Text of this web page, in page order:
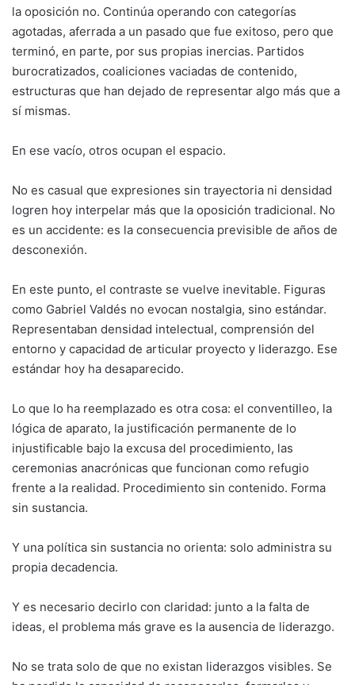
la oposición no. Continúa operando con categorías
agotadas, aferrada a un pasado que fue exitoso, pero que
terminó, en parte, por sus propias inercias. Partidos
burocratizados, coaliciones vaciadas de contenido,
estructuras que han dejado de representar algo más que a
sí mismas.
En ese vacío, otros ocupan el espacio.
No es casual que expresiones sin trayectoria ni densidad
logren hoy interpelar más que la oposición tradicional. No
es un accidente: es la consecuencia previsible de años de
desconexión.
En este punto, el contraste se vuelve inevitable. Figuras
como Gabriel Valdés no evocan nostalgia, sino estándar.
Representaban densidad intelectual, comprensión del
entorno y capacidad de articular proyecto y liderazgo. Ese
estándar hoy ha desaparecido.
Lo que lo ha reemplazado es otra cosa: el conventilleo, la
lógica de aparato, la justificación permanente de lo
injustificable bajo la excusa del procedimiento, las
ceremonias anacrónicas que funcionan como refugio
frente a la realidad. Procedimiento sin contenido. Forma
sin sustancia.
Y una política sin sustancia no orienta: solo administra su
propia decadencia.
Y es necesario decirlo con claridad: junto a la falta de
ideas, el problema más grave es la ausencia de liderazgo.
No se trata solo de que no existan liderazgos visibles. Se